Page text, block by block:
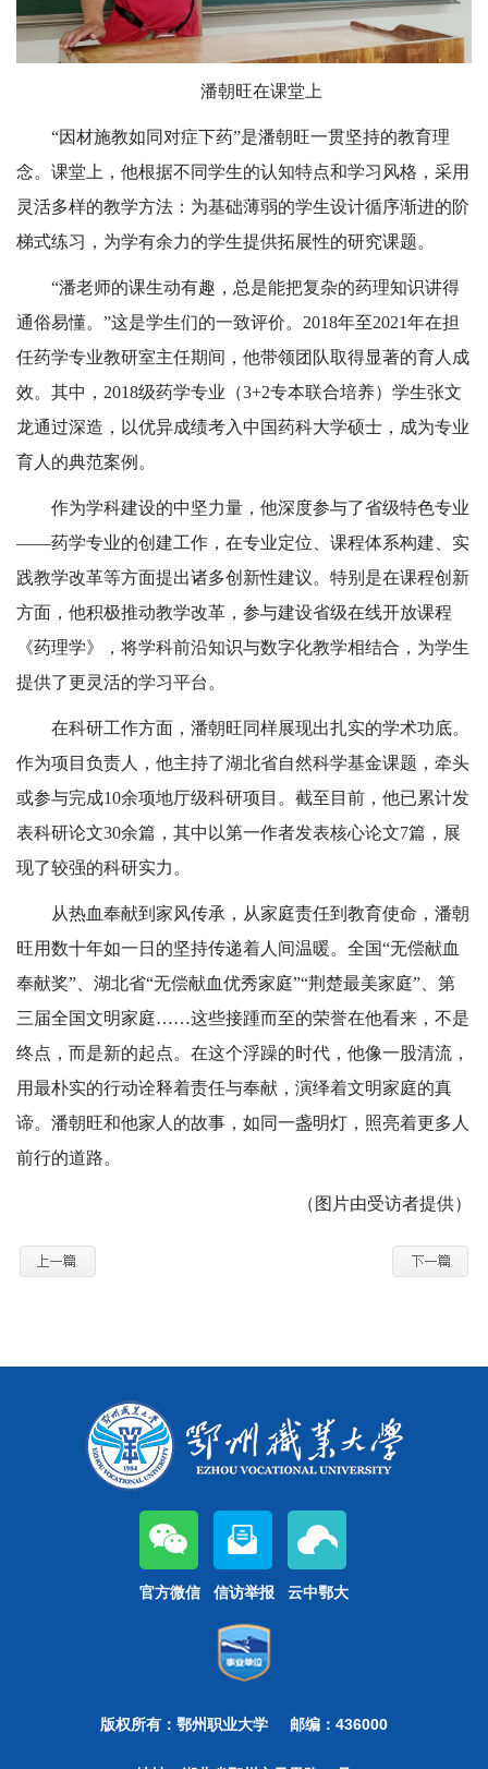
潘朝旺在课堂上
“因材施教如同对症下药”是潘朝旺一贯坚持的教育理
念。课堂上，他根据不同学生的认知特点和学习风格，采用
灵活多样的教学方法：为基础薄弱的学生设计循序渐进的阶
梯式练习，为学有余力的学生提供拓展性的研究课题。
“潘老师的课生动有趣，总是能把复杂的药理知识讲得
通俗易懂。”这是学生们的一致评价。2018年至2021年在担
任药学专业教研室主任期间，他带领团队取得显著的育人成
效。其中，2018级药学专业（3+2专本联合培养）学生张文
龙通过深造，以优异成绩考入中国药科大学硕士，成为专业
育人的典范案例。
作为学科建设的中坚力量，他深度参与了省级特色专业
——药学专业的创建工作，在专业定位、课程体系构建、实
践教学改革等方面提出诸多创新性建议。特别是在课程创新
方面，他积极推动教学改革，参与建设省级在线开放课程
《药理学》，将学科前沿知识与数字化教学相结合，为学生
提供了更灵活的学习平台。
在科研工作方面，潘朝旺同样展现出扎实的学术功底。
作为项目负责人，他主持了湖北省自然科学基金课题，牵头
或参与完成10余项地厅级科研项目。截至目前，他已累计发
表科研论文30余篇，其中以第一作者发表核心论文7篇，展
现了较强的科研实力。
从热血奉献到家风传承，从家庭责任到教育使命，潘朝
旺用数十年如一日的坚持传递着人间温暖。全国“无偿献血
奉献奖”、湖北省“无偿献血优秀家庭”“荆楚最美家庭”、第
三届全国文明家庭……这些接踵而至的荣誉在他看来，不是
终点，而是新的起点。在这个浮躁的时代，他像一股清流，
用最朴实的行动诠释着责任与奉献，演绎着文明家庭的真
谛。潘朝旺和他家人的故事，如同一盏明灯，照亮着更多人
前行的道路。
（图片由受访者提供）
官方微信 信访举报 云中鄂大
版权所有：鄂州职业大学 邮编：436000